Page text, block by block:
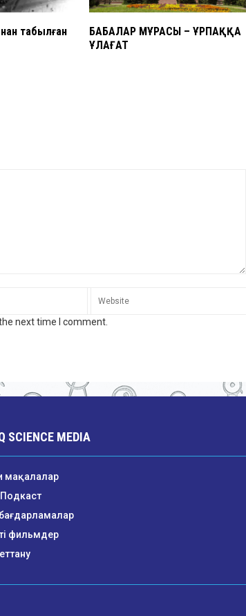
табылған
БАБАЛАР МҰРАСЫ – ҰРПАҚҚА
ҰЛАҒАТ
next time I comment.
SCIENCE MEDIA
мақалалар
фильмдер